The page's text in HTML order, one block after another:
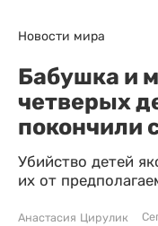
Новости мира
Бабушка и
четверых
покончили
Убийство детей
их от
Анастасия Цирулик